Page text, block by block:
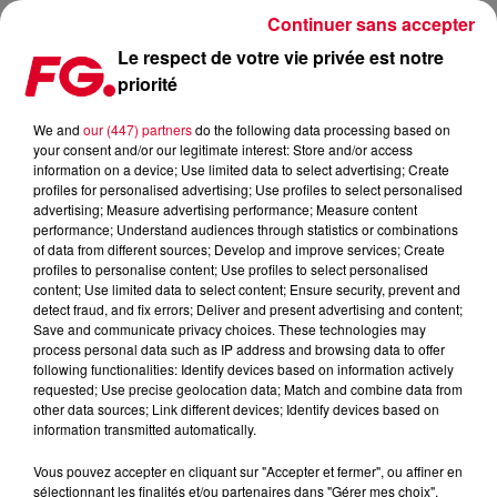
LA FÊTE DE LA RADIO EST DE RETOUR LES 5 ET 6 JUIN
Publié : 4 juin 2025 à 15h57 par Jean-Baptiste BLANDIN
Fête de la radio
Le respect de votre vie privée est notre
priorité
We and our (447) partnersdo the following data processing based on
your consent and/or our legitimate interest: Store and/or access
information on a device; Use limited data to select advertising; Create
profiles for personalised advertising; Use profiles to select personalised
advertising; Measure advertising performance; Measure content
performance; Understand audiences through statistics or combinations
of data from different sources; Develop and improve services; Create
profiles to personalise content; Use profiles to select personalised
content; Use limited data to select content; Ensure security, prevent and
detect fraud, and fix errors; Deliver and present advertising and content;
Save and communicate privacy choices. These technologies may
process personal data such as IP address and browsing data to offer
following functionalities: Identify devices based on information actively
requested; Use precise geolocation data; Match and combine data from
other data sources; Link different devices; Identify devices based on
information transmitted automatically.
Vous pouvez accepter en cliquant sur "Accepter et fermer", ou affiner en
sélectionnant les finalités et/ou partenaires dans "Gérer mes choix".
Continuer sans accepter